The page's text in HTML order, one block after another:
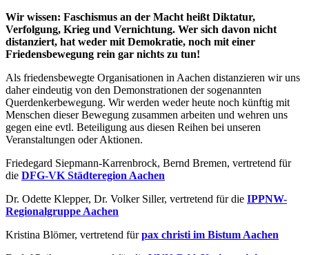
Wir wissen: Faschismus an der Macht heißt Diktatur,
Verfolgung, Krieg und Vernichtung. Wer sich davon nicht
distanziert, hat weder mit Demokratie, noch mit einer
Friedensbewegung rein gar nichts zu tun!
Als friedensbewegte Organisationen in Aachen distanzieren wir uns
daher eindeutig von den Demonstrationen der sogenannten
Querdenkerbewegung. Wir werden weder heute noch künftig mit
Menschen dieser Bewegung zusammen arbeiten und wehren uns
gegen eine evtl. Beteiligung aus diesen Reihen bei unseren
Veranstaltungen oder Aktionen.
Friedegard Siepmann-Karrenbrock, Bernd Bremen, vertretend für
die DFG-VK Städteregion Aachen
Dr. Odette Klepper, Dr. Volker Siller, vertretend für die IPPNW-
Regionalgruppe Aachen
Kristina Blömer, vertretend fürpax christi im Bistum Aachen